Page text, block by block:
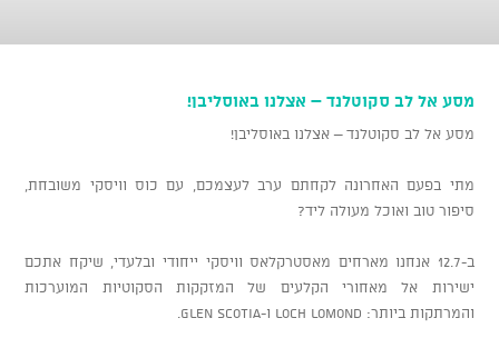
מסע אל לב סקוטלנד – אצלנו באוסליבן!
מסע אל לב סקוטלנד – אצלנו באוסליבן!
​מתי בפעם האחרונה לקחתם ערב לעצמכם, עם כוס וויסקי משובחת,
סיפור טוב ואוכל מעולה ליד?
​ב-12.7 אנחנו מארחים מאסטרקלאס וויסקי ייחודי ובלעדי, שיקח אתכם
ישירות אל מאחורי הקלעים של המזקקות הסקוטיות המוערכות
והמרתקות ביותר: Loch Lomond ו-Glen Scotia.